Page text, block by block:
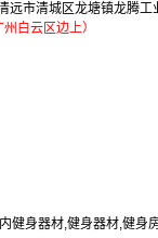
远市清城区龙塘镇龙腾工
云区边上）
健身器材,健身器材,健身